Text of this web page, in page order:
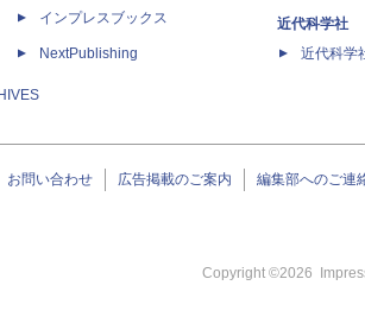
インプレスブックス
NextPublishing
近代科学社
近代科学
お問い合わせ 広告掲載のご案内 編集部へのご連
Copyright ©2026